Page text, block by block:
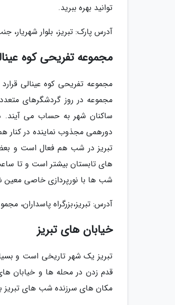
توانید بهره ببرید.
آدرس پارک: تبریز، بلوار شهریار،
مجموعه تفریحی کوه
مجموعه تفریحی کوه عینالی
مجموعه در روز گردشگرهای
ساکنان شهر به حساب می آیند.
دورهمی مجذوب نماینده در کنار
تبریز در شب هم فعال است و
شب ها با نورپردازی خاصی معین
آدرس: تبریز،بزرگراه پاسداران،
خیابان های تبریز
تبریز یک شهر تاریخی است و
قدم زدن در محله ها و خیابان
مکان های سرزنده شب های